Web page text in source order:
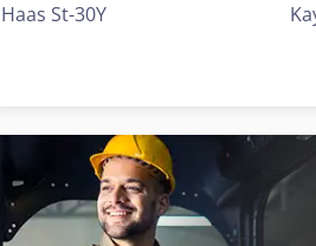
Haas St-30Y
Holzkraft Hse 30-1100 Ze
Holzkraft Llb 30